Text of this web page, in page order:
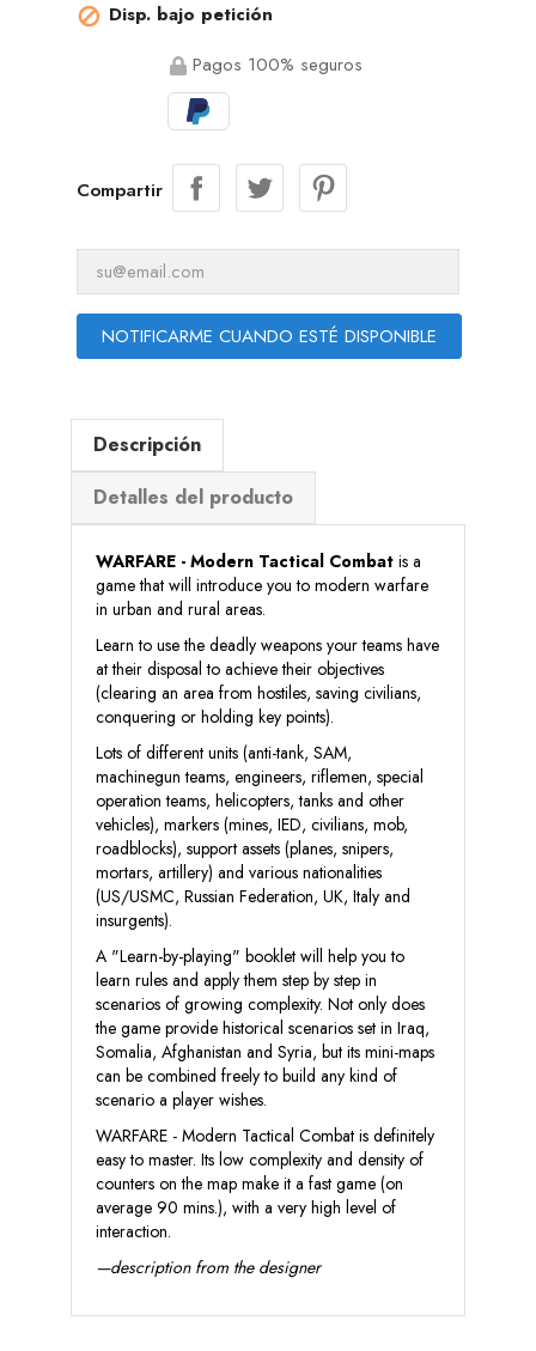
 Disp. bajo petición
Pagos 100% seguros
Compartir
NOTIFICARME CUANDO ESTÉ DISPONIBLE
Descripción
Detalles del producto
WARFARE - Modern Tactical Combat is a
game that will introduce you to modern warfare
in urban and rural areas.
Learn to use the deadly weapons your teams have
at their disposal to achieve their objectives
(clearing an area from hostiles, saving civilians,
conquering or holding key points).
Lots of different units (anti-tank, SAM,
machinegun teams, engineers, riflemen, special
operation teams, helicopters, tanks and other
vehicles), markers (mines, IED, civilians, mob,
roadblocks), support assets (planes, snipers,
mortars, artillery) and various nationalities
(US/USMC, Russian Federation, UK, Italy and
insurgents).
A "Learn-by-playing" booklet will help you to
learn rules and apply them step by step in
scenarios of growing complexity. Not only does
the game provide historical scenarios set in Iraq,
Somalia, Afghanistan and Syria, but its mini-maps
can be combined freely to build any kind of
scenario a player wishes.
WARFARE - Modern Tactical Combat is definitely
easy to master. Its low complexity and density of
counters on the map make it a fast game (on
average 90 mins.), with a very high level of
interaction.
—description from the designer